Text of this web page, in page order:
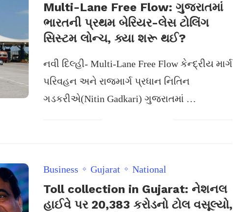
Multi-Lane Free Flow: ગુજરાતમાં
ભારતની પ્રથમ બેરિયર-લેસ ટોલિંગ
સિસ્ટમ લોન્ચ, ક્યા શરૂ થઈ?
નવી દિલ્હી- Multi-Lane Free Flow કેન્દ્રીય માર્ગ
પરિવહન અને રાજમાર્ગ પ્રધાન નિતિન
ગડકરીએ(Nitin Gadkari) ગુજરાતમાં …
Business Gujarat National
Toll collection in Gujarat: નેશનલ
હાઈવે પર 20,383 કરોડનો ટોલ વસૂલ્યો,